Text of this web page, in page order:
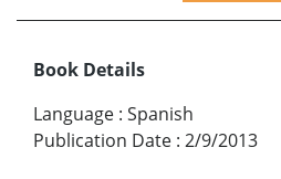
Book Details
Language : Spanish
Publication Date : 2/9/2013